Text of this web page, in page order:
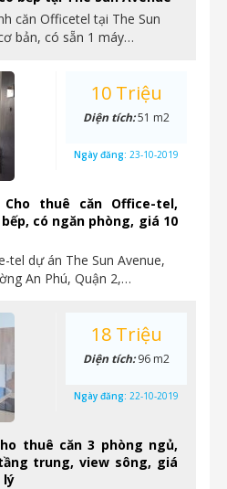
căn Officetel tại The Sun
bản, có sẵn 1 máy…
thuê căn Office-tel,
có ngăn phòng, giá 10
tel dự án The Sun Avenue,
An Phú, Quận 2,…
10 Triệu
Diện tích:51 m2
Ngày đăng: 23-10-2019
thuê căn 3 phòng ngủ,
trung, view sông, giá
lý
18 Triệu
Diện tích:96 m2
Ngày đăng: 22-10-2019